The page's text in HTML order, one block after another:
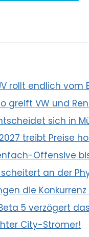
rollt endlich vom
greift VW und
sich in
treibt Preise
Offensive
scheitert an der
die
5 verzögert
City-Stromer!